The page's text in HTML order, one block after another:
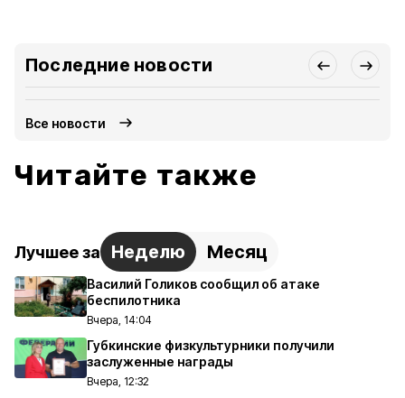
Последние новости
Все новости
Читайте также
Лучшее за Неделю Месяц
Василий Голиков сообщил об атаке
беспилотника
Вчера, 14:04
Губкинские физкультурники получили
заслуженные награды
Вчера, 12:32